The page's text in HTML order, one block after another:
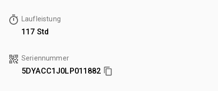
Laufleistung
117 Std
Seriennummer
5DYACC1J0LP011882